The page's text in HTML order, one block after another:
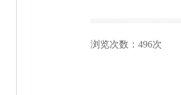
浏览次数：496次